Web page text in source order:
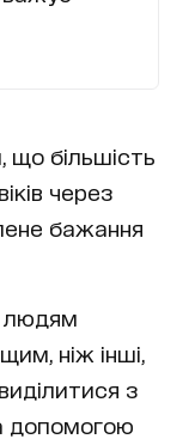
що більшість
через
бажання
людям
ніж інші,
з
допомогою